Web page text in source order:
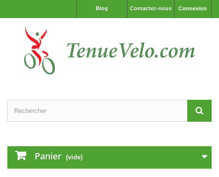
Connexion
Contactez-nous
Blog
Panier (vide)